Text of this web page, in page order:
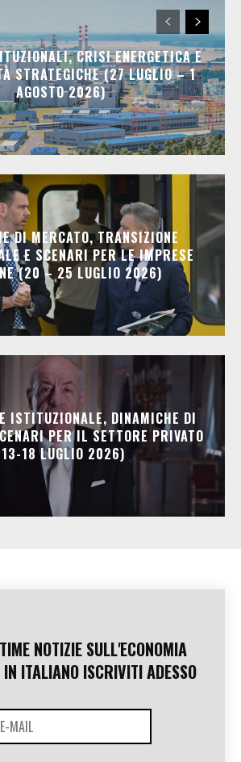
CRISI ENERGETICA E
STRATEGICHE (27 LUGLIO – 1
AGOSTO 2026)
DI MERCATO, TRANSIZIONE
E SCENARI PER LE IMPRESE
(20 – 25 LUGLIO 2026)
ISTITUZIONALE, DINAMICHE DI
PER IL SETTORE PRIVATO
18 LUGLIO 2026)
NOTIZIE SULL'ECONOMIA
IN ITALIANO ISCRIVITI ADESSO